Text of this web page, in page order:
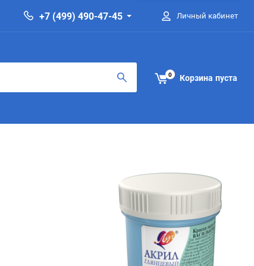
+7 (499) 490-47-45 Личный кабинет
0 Корзина пуста